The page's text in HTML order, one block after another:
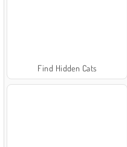
Find Hidden Cats